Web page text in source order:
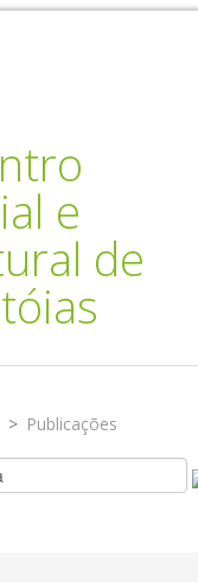
> Publicações